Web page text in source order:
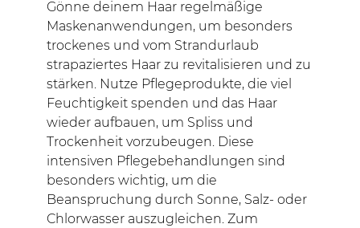
Gönne deinem Haar regelmäßige
Maskenanwendungen, um besonders
trockenes und vom Strandurlaub
strapaziertes Haar zu revitalisieren und zu
stärken. Nutze Pflegeprodukte, die viel
Feuchtigkeit spenden und das Haar
wieder aufbauen, um Spliss und
Trockenheit vorzubeugen. Diese
intensiven Pflegebehandlungen sind
besonders wichtig, um die
Beanspruchung durch Sonne, Salz- oder
Chlorwasser auszugleichen. Zum